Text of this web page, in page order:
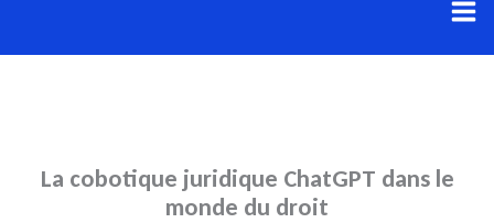
au
La cobotique juridique ChatGPT dans le
monde du droit